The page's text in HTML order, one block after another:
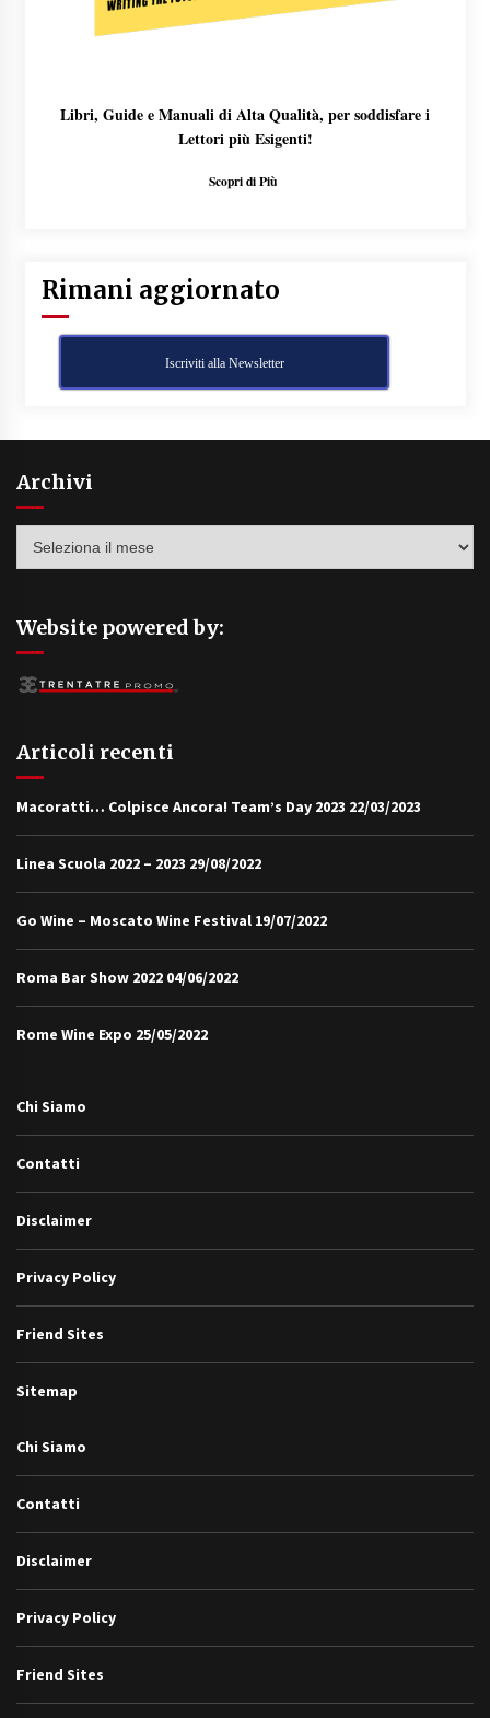
Libri, Guide e Manuali di Alta Qualità, per soddisfare i
Lettori più Esigenti!
Scopri di Più
Rimani aggiornato
Iscriviti alla Newsletter
Archivi
Website powered by:
Articoli recenti
Macoratti… Colpisce Ancora! Team’s Day 2023 22/03/2023
Linea Scuola 2022 – 2023 29/08/2022
Go Wine – Moscato Wine Festival 19/07/2022
Roma Bar Show 2022 04/06/2022
Rome Wine Expo 25/05/2022
Chi Siamo
Contatti
Disclaimer
Privacy Policy
Friend Sites
Sitemap
Chi Siamo
Contatti
Disclaimer
Privacy Policy
Friend Sites